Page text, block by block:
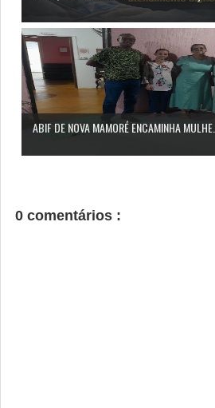
ABIF DE NOVA MAMORÉ ENCAMINHA MULHE...
0 comentários :